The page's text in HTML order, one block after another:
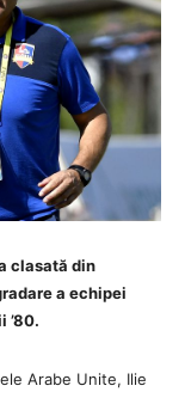
clasată din
a echipei
’80.
Arabe Unite, Ilie